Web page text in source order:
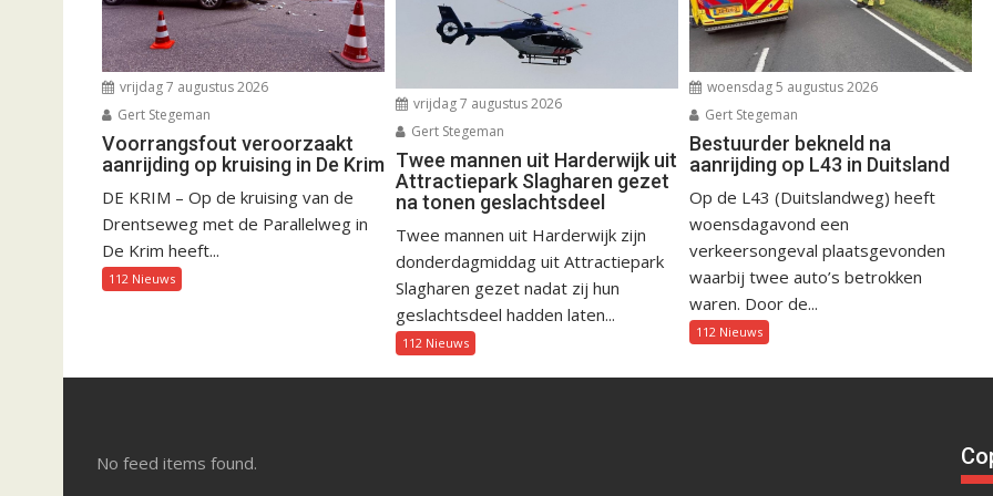
vrijdag 7 augustus 2026
Gert Stegeman
Voorrangsfout veroorzaakt
aanrijding op kruising in De Krim
DE KRIM – Op de kruising van de
Drentseweg met de Parallelweg in
De Krim heeft...
112 Nieuws
vrijdag 7 augustus 2026
Gert Stegeman
Twee mannen uit Harderwijk uit
Attractiepark Slagharen gezet
na tonen geslachtsdeel
Twee mannen uit Harderwijk zijn
donderdagmiddag uit Attractiepark
Slagharen gezet nadat zij hun
geslachtsdeel hadden laten...
112 Nieuws
woensdag 5 augustus 2026
Gert Stegeman
Bestuurder bekneld na
aanrijding op L43 in Duitsland
Op de L43 (Duitslandweg) heeft
woensdagavond een
verkeersongeval plaatsgevonden
waarbij twee auto’s betrokken
waren. Door de...
112 Nieuws
No feed items found.